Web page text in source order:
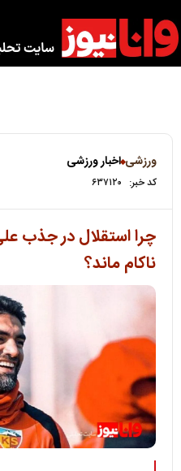
ورزشی اخبار ورزشی
کد خبر: ۶۳۷۱۲۰
چرا استقلال در جذب
ناکام ماند؟